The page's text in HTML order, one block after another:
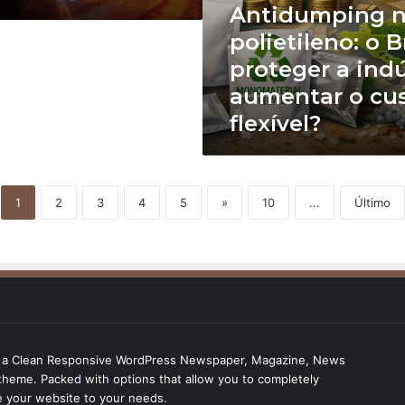
do
flexível?Antidumping
polietileno: o
proteger a
aumentar o
flexível?
1 2 3 4 5 » 10 ... Último
Clean Responsive WordPress Newspaper, Magazine, News
Packed with options that allow you to completely
your website to your needs.